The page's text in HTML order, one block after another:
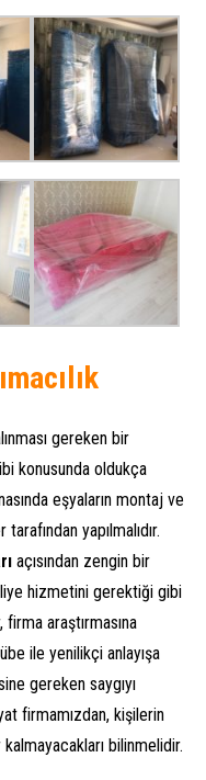
gereken bir
konusunda oldukça
eşyaların montaj ve
yapılmalıdır.
açısından zengin bir
hizmetini gerektiği gibi
araştırmasına
ile yenilikçi anlayışa
gereken saygıyı
firmamızdan, kişilerin
bilinmelidir.